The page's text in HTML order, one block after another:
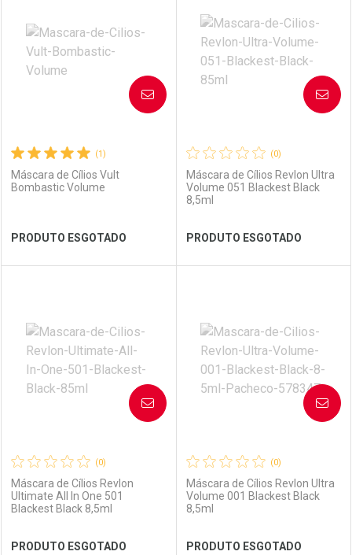
Laboratório
Ver Desconto Convênio
Por Menos Laboratório
Ver Desconto Convênio
Por Menos
(1)
Máscara de Cílios Vult
Bombastic Volume
PRODUTO ESGOTADO
AVISE-ME
Laboratório
Ver Desconto Convênio
Por Menos
(0)
Máscara de Cílios Revlon Ultra
Volume 051 Blackest Black
8,5ml
PRODUTO ESGOTADO
AVISE-ME
Laboratório
Ver Desconto Convênio
Por Menos
(0)
Máscara de Cílios Revlon
Ultimate All In One 501
Blackest Black 8,5ml
PRODUTO ESGOTADO
AVISE-ME
(0)
Máscara de Cílios Revlon Ultra
Volume 001 Blackest Black
8,5ml
PRODUTO ESGOTADO
AVISE-ME